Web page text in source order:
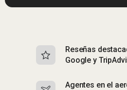
Reseñas
Google y
Agentes en el